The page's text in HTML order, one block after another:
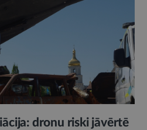
dronu riski jāvērtē